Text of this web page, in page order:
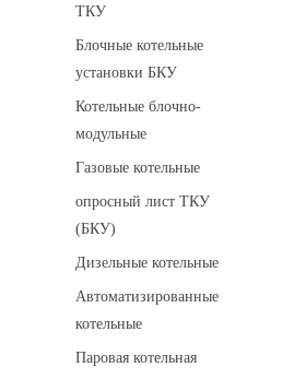
ТКУ
Блочные котельные
установки БКУ
Котельные блочно-
модульные
Газовые котельные
опросный лист ТКУ
(БКУ)
Дизельные котельные
Автоматизированные
котельные
Паровая котельная